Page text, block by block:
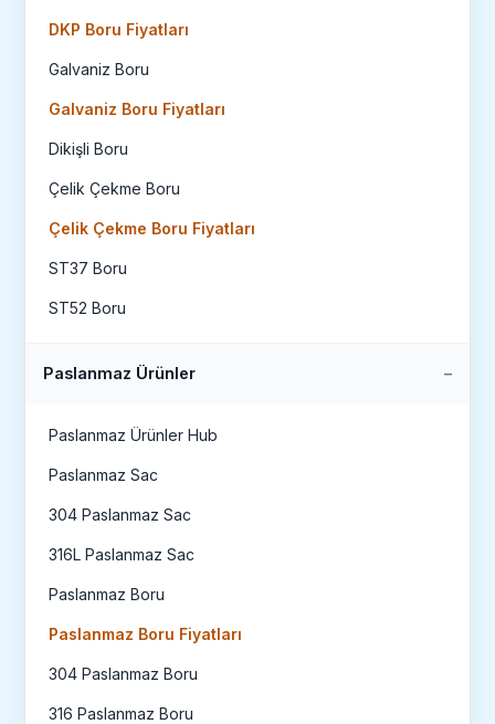
DKP Boru Fiyatları
Galvaniz Boru
Galvaniz Boru Fiyatları
Dikişli Boru
Çelik Çekme Boru
Çelik Çekme Boru Fiyatları
ST37 Boru
ST52 Boru
Paslanmaz Ürünler
Paslanmaz Ürünler Hub
Paslanmaz Sac
304 Paslanmaz Sac
316L Paslanmaz Sac
Paslanmaz Boru
Paslanmaz Boru Fiyatları
304 Paslanmaz Boru
316 Paslanmaz Boru